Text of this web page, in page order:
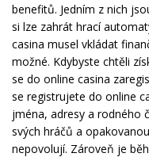
benefitů. Jedním z nich
si lze zahrát hrací
casina musel vkládat
možné. Kdybyste chtěli
se do online casina
se registrujete do online
jména, adresy a rodného
svých hráčů a
nepovolují. Zároveň je